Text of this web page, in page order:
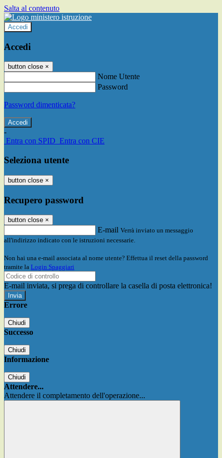
Salta al contenuto
Accedi
Accedi
button close ×
Nome Utente
Password
Password dimenticata?
-
Entra con SPID Entra con CIE
Seleziona utente
button close ×
Recupero password
button close ×
E-mail Verrà inviato un messaggio
all'indirizzo indicato con le istruzioni necessarie.
Non hai una e-mail associata al nome utente? Effettua il reset della password
tramite la Login Spaggiari
E-mail inviata, si prega di controllare la casella di posta elettronica!
Errore
Chiudi
Successo
Chiudi
Informazione
Chiudi
Attendere...
Attendere il completamento dell'operazione...